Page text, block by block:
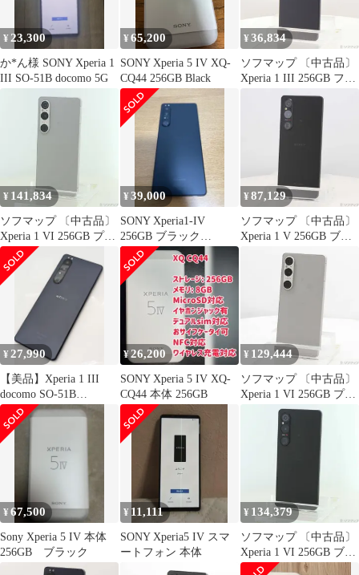
¥ 23,300
か*ん様 SONY Xperia 1
III SO-51B docomo 5G
¥65,200
SONY Xperia 5 IV XQ-
CQ44 256GB Black
¥36,834
ソフマップ 〔中古品〕
Xperia 1 III 256GB フロ
ストパープル SOG03 au
ロック解除SIMフリー
¥ 141,834
ソフマップ 〔中古品〕
Xperia 1 VI 256GB プラ
チナシルバー SO-51E
docomo SIMフリー
【344】
¥39,000
SONY Xperia1-IV
256GB ブラック
docomo SIMフリー
¥87,129
ソフマップ 〔中古品〕
Xperia 1 V 256GB ブラ
ック SO-51D docomo
SIMフリー【258】
¥ 27,990
【美品】Xperia 1 III
docomo SO-51B
256GB②
¥26,200
SONY Xperia 5 IV XQ-
CQ44 本体 256GB
¥ 129,444
ソフマップ 〔中古品〕
Xperia 1 VI 256GB プラ
チナシルバー SO-51E
docomo SIMフリー
【348】
¥67,500
Sony Xperia 5 IV 本体
256GB ブラック
¥ 11,111
SONY Xperia5 IV スマ
ートフォン 本体
¥ 134,379
ソフマップ 〔中古品〕
Xperia 1 VI 256GB ブラ
ック A401SO Softbank